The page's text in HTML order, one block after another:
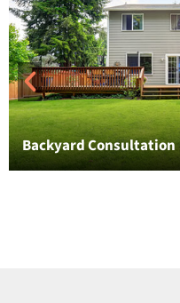
Backyard Consultation